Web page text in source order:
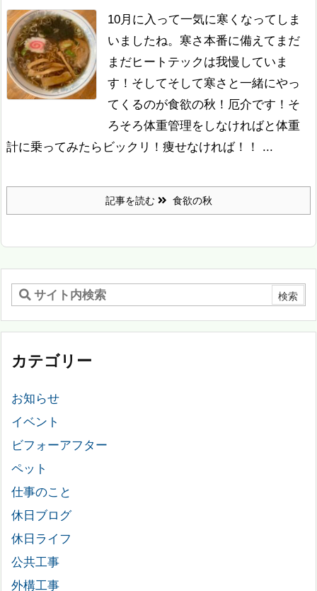
10月に入って一気に寒くなってしま
いましたね。寒さ本番に備えてまだ
まだヒートテックは我慢していま
す！そしてそして寒さと一緒にやっ
てくるのが食欲の秋！厄介です！そ
ろそろ体重管理をしなければと体重
計に乗ってみたらビックリ！痩せなければ！！ ...
記事を読む 食欲の秋
カテゴリー
お知らせ
イベント
ビフォーアフター
ペット
仕事のこと
休日ブログ
休日ライフ
公共工事
外構工事